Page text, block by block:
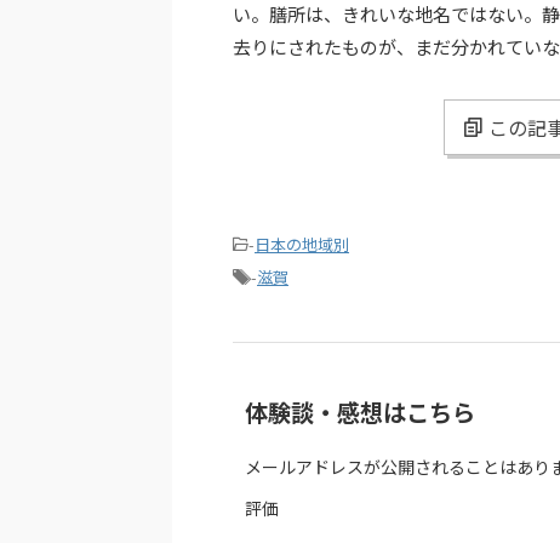
い。膳所は、きれいな地名ではない。
去りにされたものが、まだ分かれてい
この記
-日本の地域別
-滋賀
体験談・感想はこちら
メールアドレスが公開されることはあり
評価